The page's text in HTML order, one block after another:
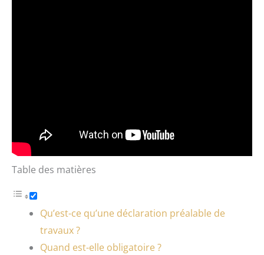
Table des matières
Qu’est-ce qu’une déclaration préalable de
travaux ?
Quand est-elle obligatoire ?